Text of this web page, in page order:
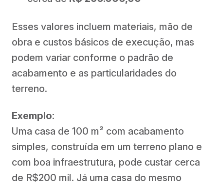
Esses valores incluem materiais, mão de
obra e custos básicos de execução, mas
podem variar conforme o padrão de
acabamento e as particularidades do
terreno.
Exemplo:
Uma casa de 100 m² com acabamento
simples, construída em um terreno plano e
com boa infraestrutura, pode custar cerca
de R$200 mil. Já uma casa do mesmo